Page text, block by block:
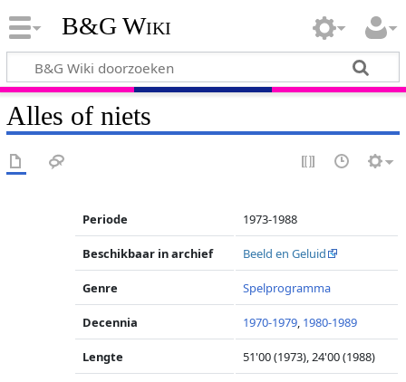
B&G Wiki
Alles of niets
Periode 1973-1988
Beschikbaar in archief Beeld en Geluid
Genre Spelprogramma
Decennia 1970-1979, 1980-1989
Lengte 51'00 (1973), 24'00 (1988)